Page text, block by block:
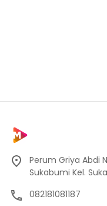
Perum Griya Abdi
Sukabumi Kel.
082181081187